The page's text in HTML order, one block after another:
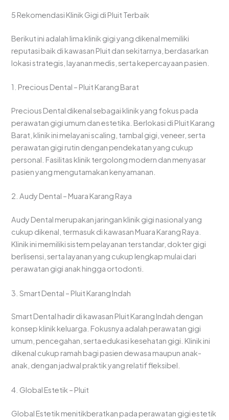
5 Rekomendasi Klinik Gigi di Pluit Terbaik
Berikut ini adalah lima klinik gigi yang dikenal memiliki
reputasi baik di kawasan Pluit dan sekitarnya, berdasarkan
lokasi strategis, layanan medis, serta kepercayaan pasien.
1. Precious Dental – Pluit Karang Barat
Precious Dental dikenal sebagai klinik yang fokus pada
perawatan gigi umum dan estetika. Berlokasi di Pluit Karang
Barat, klinik ini melayani scaling, tambal gigi, veneer, serta
perawatan gigi rutin dengan pendekatan yang cukup
personal. Fasilitas klinik tergolong modern dan menyasar
pasien yang mengutamakan kenyamanan.
2. Audy Dental – Muara Karang Raya
Audy Dental merupakan jaringan klinik gigi nasional yang
cukup dikenal, termasuk di kawasan Muara Karang Raya.
Klinik ini memiliki sistem pelayanan terstandar, dokter gigi
berlisensi, serta layanan yang cukup lengkap mulai dari
perawatan gigi anak hingga ortodonti.
3. Smart Dental – Pluit Karang Indah
Smart Dental hadir di kawasan Pluit Karang Indah dengan
konsep klinik keluarga. Fokusnya adalah perawatan gigi
umum, pencegahan, serta edukasi kesehatan gigi. Klinik ini
dikenal cukup ramah bagi pasien dewasa maupun anak-
anak, dengan jadwal praktik yang relatif fleksibel.
4. Global Estetik – Pluit
Global Estetik menitikberatkan pada perawatan gigi estetik